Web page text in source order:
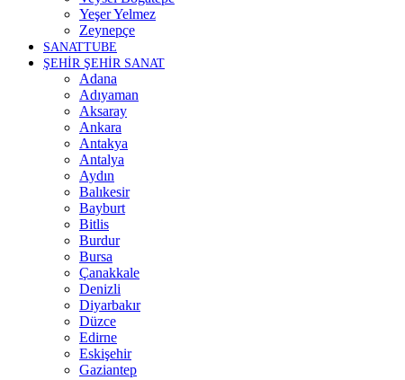
Yeşer Yelmez
Zeynepçe
SANATTUBE
ŞEHİR ŞEHİR SANAT
Adana
Adıyaman
Aksaray
Ankara
Antakya
Antalya
Aydın
Balıkesir
Bayburt
Bitlis
Burdur
Bursa
Çanakkale
Denizli
Diyarbakır
Düzce
Edirne
Eskişehir
Gaziantep